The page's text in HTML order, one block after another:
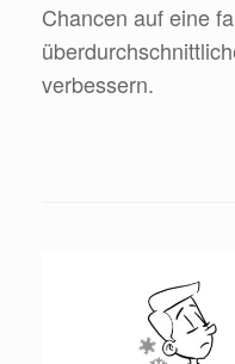
Chancen auf eine
verbessern.